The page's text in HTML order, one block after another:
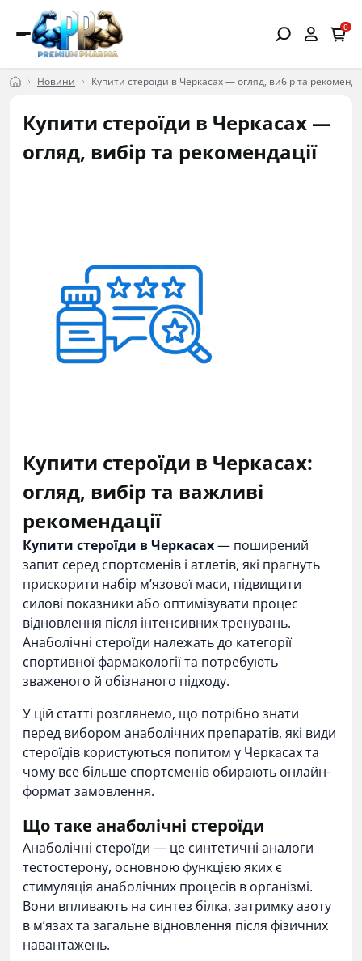
0
Новини Купити стероїди в Черкасах — огляд, вибір та
Купити стероїди в Черкасах —
огляд, вибір та рекомендації
Купити стероїди в Черкасах:
огляд, вибір та важливі
рекомендації
Купити стероїди в Черкасах— поширений
запит серед спортсменів і атлетів, які прагнуть
прискорити набір м’язової маси, підвищити
силові показники або оптимізувати процес
відновлення після інтенсивних тренувань.
Анаболічні стероїди належать до категорії
спортивної фармакології та потребують
зваженого й обізнаного підходу.
У цій статті розглянемо, що потрібно знати
перед вибором анаболічних препаратів, які види
стероїдів користуються попитом у Черкасах та
чому все більше спортсменів обирають онлайн-
формат замовлення.
Що таке анаболічні стероїди
Анаболічні стероїди — це синтетичні аналоги
тестостерону, основною функцією яких є
стимуляція анаболічних процесів в організмі.
Вони впливають на синтез білка, затримку азоту
в м’язах та загальне відновлення після фізичних
навантажень.